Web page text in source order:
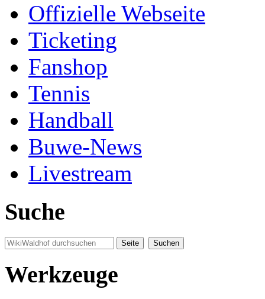
Offizielle Webseite
Ticketing
Fanshop
Tennis
Handball
Buwe-News
Livestream
Suche
Werkzeuge